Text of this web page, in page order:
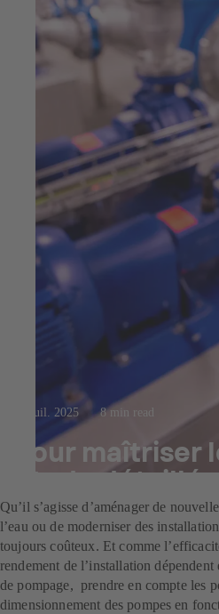
23 juil. 2025 8 min read
Pour maîtriser
étude
Qu’il s’agisse d’aménager de
l’eau ou de moderniser des
toujours coûteux. Et comme
rendement de l’installation dépendent
de pompage, prendre en compte les
dimensionnement des pompes en